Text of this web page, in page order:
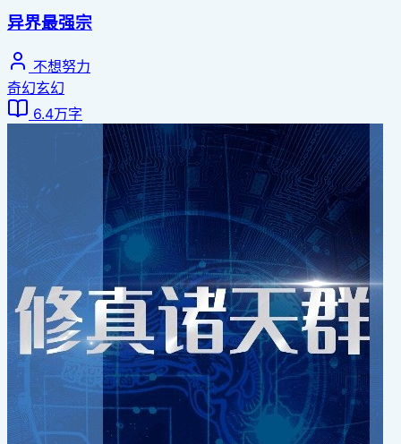
异界最强宗
不想努力
奇幻玄幻
6.4万字